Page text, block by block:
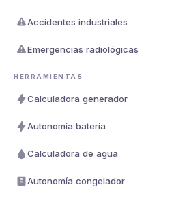
Accidentes industriales
Emergencias radiológicas
HERRAMIENTAS
Calculadora generador
Autonomía batería
Calculadora de agua
Autonomía congelador